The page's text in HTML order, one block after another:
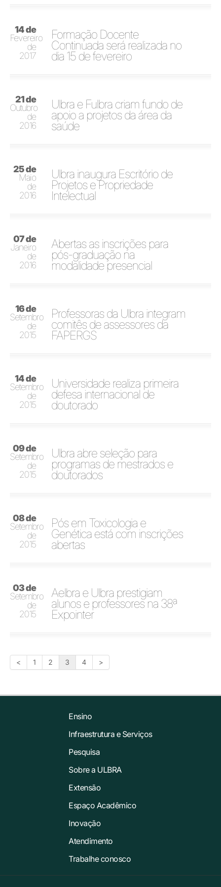
14 de
Fevereiro
de
2017
Formação Docente
Continuada será realizada no
dia 15 de fevereiro
21 de
Outubro
de
2016
Ulbra e Fulbra criam fundo de
apoio a projetos da área da
saúde
25 de
Maio
de
2016
Ulbra inaugura Escritório de
Projetos e Propriedade
Intelectual
07 de
Janeiro
de
2016
Abertas as inscrições para
pós-graduação na
modalidade presencial
16 de
Setembro
de
2015
Professoras da Ulbra integram
comitês de assessores da
FAPERGS
14 de
Setembro
de
2015
Universidade realiza primeira
defesa internacional de
doutorado
09 de
Setembro
de
2015
Ulbra abre seleção para
programas de mestrados e
doutorados
08 de
Setembro
de
2015
Pós em Toxicologia e
Genética está com inscrições
abertas
03 de
Setembro
de
2015
Aelbra e Ulbra prestigiam
alunos e professores na 38ª
Expointer
< 1 2 3 4 >
Ensino
Infraestrutura e Serviços
Pesquisa
Sobre a ULBRA
Extensão
Espaço Acadêmico
Inovação
Atendimento
Trabalhe conosco